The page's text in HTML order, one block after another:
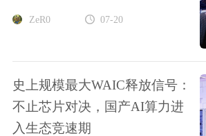
ZeR0 07-20
史上规模最大WAIC释放信号：
不止芯片对决，国产AI算力进
入生态竞速期